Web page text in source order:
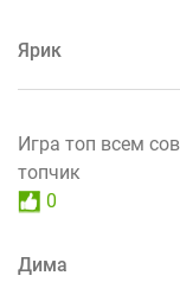
Ярик
Игра топ всем
топчик
0
Дима